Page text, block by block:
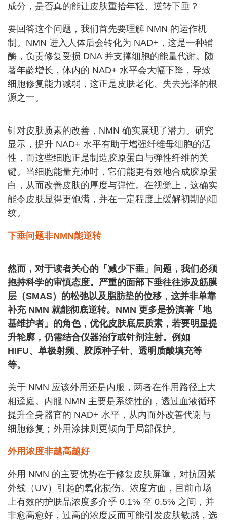
成分，是否真的能让皮肤重拾年轻、逆转下垂？
要回答这个问题，我们首先要理解 NMN 的运作机
制。NMN 进入人体后会转化为 NAD+，这是一种辅
酶，负责修复受损 DNA 并支撑细胞的能量代谢。随
著年龄增长，体内的 NAD+ 水平会大幅下降，导致
细胞修复能力减弱，这正是皮肤老化、失去光泽的根
源之一。
针对皮肤质素的改善，NMN 确实展现了潜力。研究
显示，提升 NAD+ 水平有助于增强纤维母细胞的活
性，而这些细胞正是制造胶原蛋白与弹性纤维的关
键。当细胞能量充沛时，它们能更有效地合成胶原蛋
白，从而改善皮肤的厚度与弹性。在视觉上，这确实
能令皮肤显得更饱满，并在一定程度上缓解初期的细
纹。
下垂问题非NMN能逆转
然而，对于读者关心的「减少下垂」问题，我们必须
抱持科学的审慎态度。严重的面部下垂往往涉及筋膜
层（SMAS）的松弛以及脂肪垫的位移，这并非单靠
补充 NMN 就能彻底逆转。NMN 更多是扮演著「地
基维护者」的角色，优化皮肤底层质素，若要明显提
升轮廓，仍需结合仪器治疗或针剂注射。例如
HIFU、单极射频、胶原种子针、透明质酸填充等
等。
关于 NMN 应该外用还是内服，两者在作用路径上大
相迳庭。内服 NMN 主要是系统性的，透过血液循环
提升全身器官的 NAD+ 水平，从内而外改善代谢与
细胞修复；外用涂抹则更倾向于局部保护。
外用浓度非越高越好
外用 NMN 的主要优势在于修复皮肤屏障，对抗因紫
外线（UV）引起的氧化损伤。浓度方面，目前市场
上有效的护肤品浓度多介乎 0.1% 至 0.5% 之间，并
非愈高愈好，过高的浓度反而可能引发皮肤敏感，选